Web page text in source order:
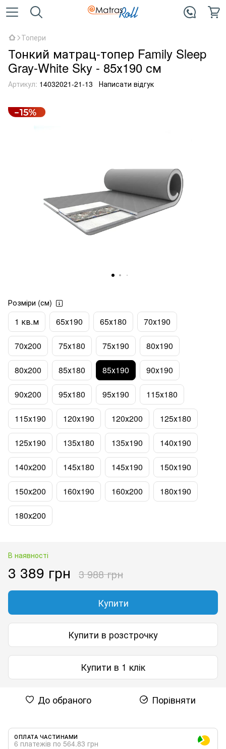
Топери
Тонкий матрац-топер Family Sleep
Gray-White Sky - 85х190 см
Артикул: 14032021-21-13 Написати відгук
Розміри (см)
1 кв.м 65х190 65х180 70х190
70х200 75х180 75х190 80х190
80х200 85х180 85х190 90х190
90х200 95х180 95х190 115х180
115х190 120х190 120х200 125х180
125х190 135х180 135х190 140х190
140х200 145х180 145х190 150х190
150х200 160х190 160х200 180х190
180х200
В наявності
3 389 грн 3 988 грн
Купити
Купити в розстрочку
Купити в 1 клік
До обраного Порівняти
ОПЛАТА ЧАСТИНАМИ
6 платежів по 564.83 грн